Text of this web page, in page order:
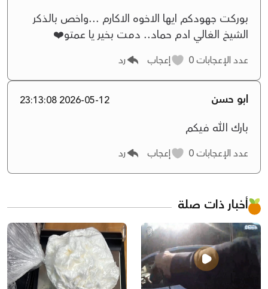
بوركت جهودكم ايها الاخوه الاكارم ...واخص بالذكر
الشيخ الغالي ادم حماد.. دمت بخير يا عمتو❤️
عدد الإعجابات إعجاب رد
ابو حسن 2026-05-12 23:13:08
بارك الله فيكم
عدد الإعجابات إعجاب رد
أخبار ذات صلة